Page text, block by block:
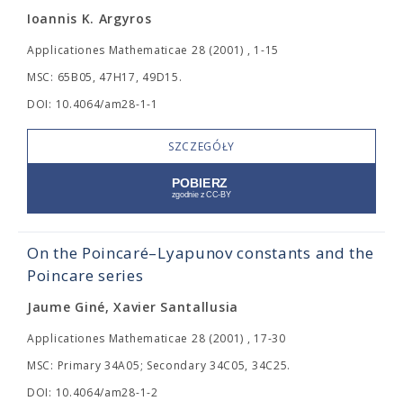
Ioannis K. Argyros
Applicationes Mathematicae 28 (2001) , 1-15
MSC: 65B05, 47H17, 49D15.
DOI: 10.4064/am28-1-1
SZCZEGÓŁY
On the Poincaré–Lyapunov constants and the
Poincare series
Jaume Giné, Xavier Santallusia
Applicationes Mathematicae 28 (2001) , 17-30
MSC: Primary 34A05; Secondary 34C05, 34C25.
DOI: 10.4064/am28-1-2